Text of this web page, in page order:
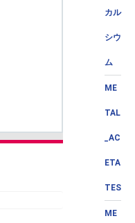
カル
シウ
ム
ME
TAL
_AC
ETA
TES
ME